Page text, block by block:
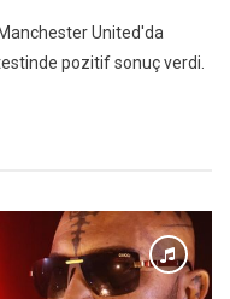
United'da
pozitif sonuç verdi.